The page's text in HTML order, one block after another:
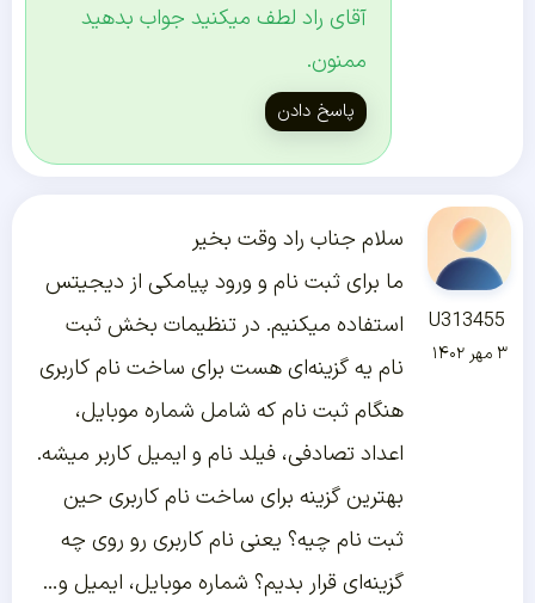
آقای راد لطف میکنید جواب بدهید
ممنون.
پاسخ دادن
U313455
۳ مهر ۱۴۰۲
سلام جناب راد وقت بخیر
ما برای ثبت نام و ورود پیامکی از دیجیتس
استفاده میکنیم. در تنظیمات بخش ثبت
نام یه گزینه‌ای هست برای ساخت نام کاربری
هنگام ثبت نام که شامل شماره موبایل،
اعداد تصادفی، فیلد نام و ایمیل کاربر میشه.
بهترین گزینه برای ساخت نام کاربری حین
ثبت نام چیه؟ یعنی نام کاربری رو روی چه
گزینه‌ای قرار بدیم؟ شماره موبایل، ایمیل و…